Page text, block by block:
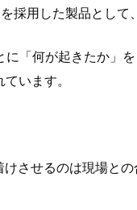
用した製品として
「何が起きたか」
います。
させるのは現場と